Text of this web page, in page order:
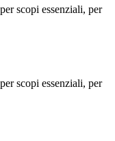
scopi essenziali, per
scopi essenziali, per